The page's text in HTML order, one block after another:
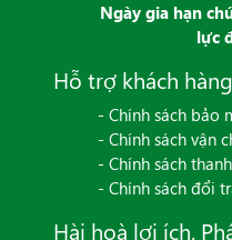
Ngày gia hạn
lực
Hỗ trợ khách hàng
- Chính sách bảo
- Chính sách vận
- Chính sách
- Chính sách đổi
Hài hoà lợi ích.